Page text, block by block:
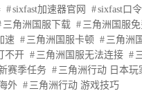
sixfast加速器官网 sixfast口令
三角洲国服下载
三角洲国服
速
三角洲国服卡顿
三角洲
不开
三角洲国服无法连接
赛季任务
三角洲行动 日本玩
外
三角洲行动 游戏技巧